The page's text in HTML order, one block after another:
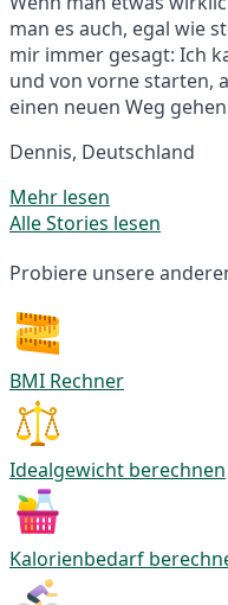
man es auch, egal wie
mir immer gesagt: Ich
und von vorne starten,
einen neuen Weg
Dennis, Deutschland
Mehr lesen
Alle Stories lesen
Probiere unsere
BMI Rechner
Idealgewicht berechnen
Kalorienbedarf